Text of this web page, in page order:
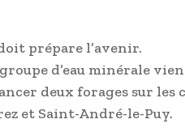
prépare l’avenir.
d’eau minérale
deux forages sur les
et Saint-André-le-Puy.